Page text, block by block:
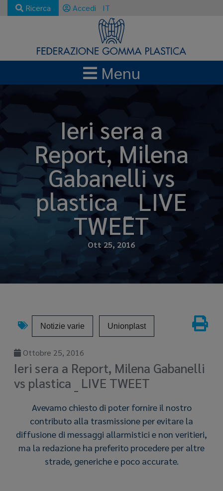
Ricerca Accedi IT
Menu
Ieri sera a
Report, Milena
Gabanelli vs
plastica _ LIVE
TWEET
Ott 25, 2016
Notizie varie Unionplast
Ottobre 25, 2016
Ieri sera a Report, Milena Gabanelli
vs plastica _ LIVE TWEET
Avevamo chiesto di poter fornire il nostro
contributo alla trasmissione per evitare la
diffusione di messaggi allarmistici e non veritieri,
ma la redazione ha preferito procedere per altre
strade, generiche e poco accurate.